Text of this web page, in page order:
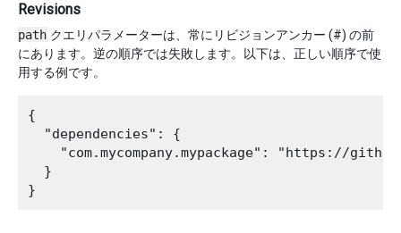
Revisions
path クエリパラメーターは、常にリビジョンアンカー (#) の前
にあります。逆の順序では失敗します。以下は、正しい順序で使
用する例です。
{
  "dependencies": {
"com.mycompany.mypackage": "https://
  }